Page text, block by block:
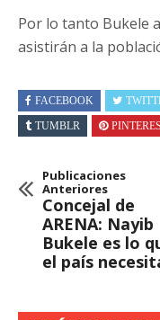
Por lo tanto Bukele
asistirán a la
FACEBOOK
TUMBLR
Publicaciones
Anteriores
Concejal de
ARENA: Nayib
Bukele es lo
el país